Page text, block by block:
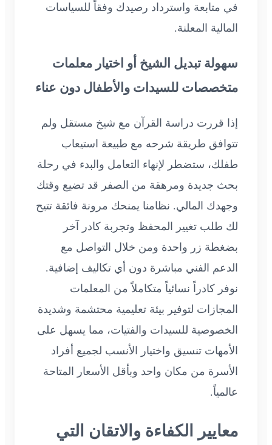
في متابعة واسترداد رصيدك وفقاً للسياسات
المالية المعلنة.
سهولة تبديل الشيخ أو اختيار معلمات
متخصصات للسيدات والأطفال دون عناء
إذا قررت دراسة القرآن مع شيخ مستقل ولم
تتوافق طريقة شرحه مع طبيعة استيعاب
طفلك، ستضطر لإنهاء التعامل والبدء في رحلة
بحث جديدة ومرهقة من الصفر قد تضيع وقتك
وجهدك المالي. نظامنا يمنحك مرونة فائقة تتيح
لك طلب تغيير المحفظ وتجربة كادر آخر
بضغطة زر واحدة ومن خلال التواصل مع
الدعم الفني مباشرة دون أي تكاليف إضافية.
نوفر كادراً نسائياً متكاملاً من المعلمات
المجازات لتوفير بيئة تعليمية محتشمة وشديدة
الخصوصية للسيدات والفتيات، مما يسهل على
الأمهات تنسيق واختيار الأنسب لجميع أفراد
الأسرة من مكان واحد وبأقل الأسعار المتاحة
عالمياً.
معايير الكفاءة والاتقان التي